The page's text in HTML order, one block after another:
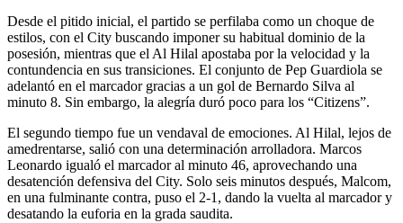
Desde el pitido inicial, el partido se perfilaba como un choque de
estilos, con el City buscando imponer su habitual dominio de la
posesión, mientras que el Al Hilal apostaba por la velocidad y la
contundencia en sus transiciones. El conjunto de Pep Guardiola se
adelantó en el marcador gracias a un gol de Bernardo Silva al
minuto 8. Sin embargo, la alegría duró poco para los “Citizens”.
El segundo tiempo fue un vendaval de emociones. Al Hilal, lejos de
amedrentarse, salió con una determinación arrolladora. Marcos
Leonardo igualó el marcador al minuto 46, aprovechando una
desatención defensiva del City. Solo seis minutos después, Malcom,
en una fulminante contra, puso el 2-1, dando la vuelta al marcador y
desatando la euforia en la grada saudita.